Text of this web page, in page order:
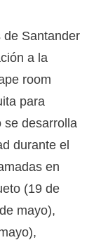
de Santander
a la
room
para
se desarrolla
durante el
en
(19 de
mayo),